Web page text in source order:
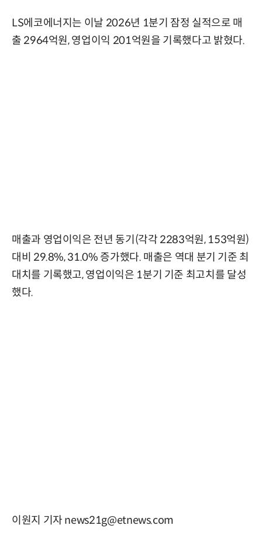
LS에코에너지는 이날 2026년 1분기 잠정 실적으로 매
출 2964억원, 영업이익 201억원을 기록했다고 밝혔다.
매출과 영업이익은 전년 동기(각각 2283억원, 153억원)
대비 29.8%, 31.0% 증가했다. 매출은 역대 분기 기준 최
대치를 기록했고, 영업이익은 1분기 기준 최고치를 달성
했다.
이원지 기자 news21g@etnews.com